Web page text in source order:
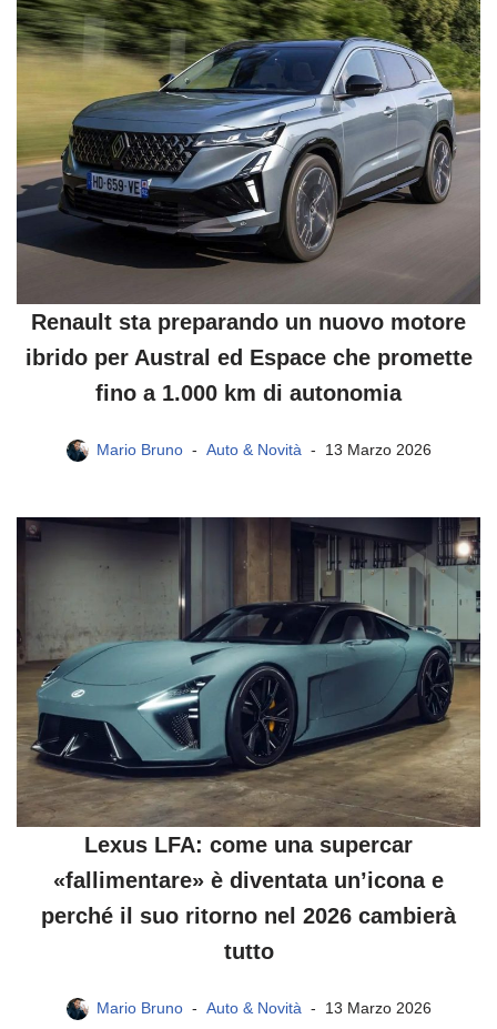
Renault sta preparando un nuovo motore
ibrido per Austral ed Espace che promette
fino a 1.000 km di autonomia
Mario Bruno Auto & Novità 13 Marzo 2026
Lexus LFA: come una supercar
«fallimentare» è diventata un’icona e
perché il suo ritorno nel 2026 cambierà
tutto
Mario Bruno Auto & Novità 13 Marzo 2026